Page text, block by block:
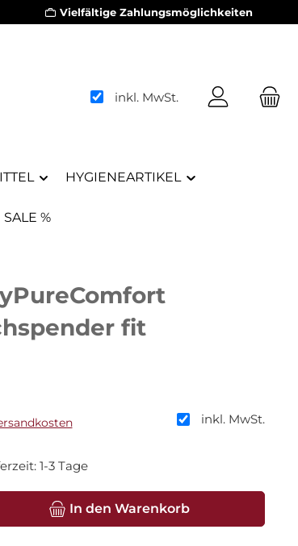
Vielfältige Zahlungsmöglichkeiten
inkl. MwSt.
HYGIENEARTIKEL
%
fit
inkl. MwSt.
1-3 Tage
Wert ein oder benutze die
In den Warenkorb